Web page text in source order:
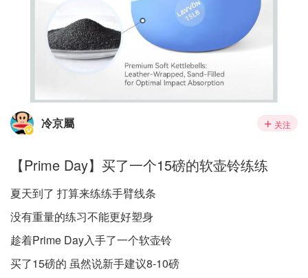
冷京屬 关注
【Prime Day】买了一个15磅的软壶铃练练
夏天到了 打算来练练手臂线条
没有重量的练习不能更好塑身
趁着Prime Day入手了一个软壶铃
买了15磅的 虽然说新手建议8-10磅